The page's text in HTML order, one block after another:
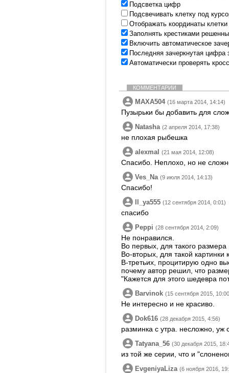
Подсветка цифр
Подсвечивать клетку под
Отображать координаты
Заполнять крестиками
Включить автоматическое
Последняя зачеркнутая цифра
Автоматически проверять
КОММЕНТАРИИ
MAXA504 (16 марта 2014, 14:14)
Пузырьки бы добавить для
Natasha (2 апреля 2014, 17:38)
не плохая рыбешка
alexmal (21 мая 2014, 12:08)
Спасибо. Неплохо, но не
Ves_Na (9 июля 2014, 14:13)
Спасибо!
Il_ya555 (12 сентября 2014, 0:01)
спасибо
Peppi (28 сентября 2014, 2:09)
Не понравился.
Во первых, для такого
Во-вторых, для такой
В-третьих, процитирую одно
почему автор решил, что
"Кажется для этого шедевра
Barvinok (15 сентября 2015,
Не интересно и не красиво.
Dok616 (28 декабря 2015, 4:56)
разминка с утра. несложно, уж
Tatyana_56 (30 декабря 2015,
из той же серии, что и
EvgeniyaLiza (6 ноября 2016,